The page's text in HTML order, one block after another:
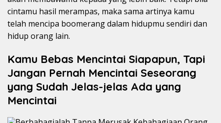
cintamu hasil merampas, maka sama artinya kamu
telah mencipa boomerang dalam hidupmu sendiri dan
hidup orang lain.
Kamu Bebas Mencintai Siapapun, Tapi
Jangan Pernah Mencintai Seseorang
yang Sudah Jelas-jelas Ada yang
Mencintai